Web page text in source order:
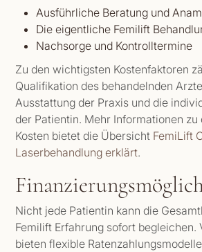
Ausführliche Beratung und
Die eigentliche Femilift
Nachsorge und Kontrolltermine
Zu den wichtigsten Kostenfaktoren
Qualifikation des behandelnden
Ausstattung der Praxis und die
der Patientin. Mehr Informationen zu
Kosten bietet die Übersicht FemiLift
Laserbehandlung erklärt.
Nicht jede Patientin kann die
Femilift Erfahrung sofort begleichen.
bieten flexible